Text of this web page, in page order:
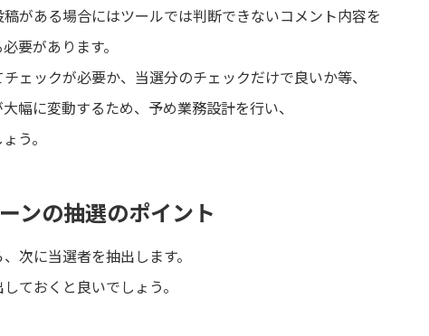
がある場合にはツールでは判断できないコメント内容を
要があります。
ェックが必要か、当選分のチェックだけで良いか等、
幅に変動するため、予め業務設計を行い、
う。
ンの抽選のポイント
次に当選者を抽出します。
ておくと良いでしょう。